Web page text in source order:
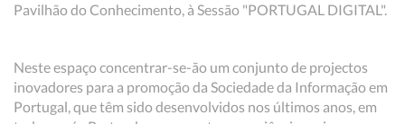
Pavilhão do Conhecimento, à Sessão "PORTUGAL DIGITAL".
Neste espaço concentrar-se-ão um conjunto de projectos
inovadores para a promoção da Sociedade da Informação em
Portugal, que têm sido desenvolvidos nos últimos anos, em